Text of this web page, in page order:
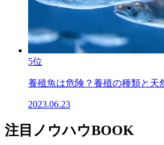
5位
養殖魚は危険？養殖の種類と天
2023.06.23
注目ノウハウBOOK